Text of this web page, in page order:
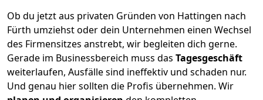
Ob du jetzt aus privaten Gründen von Hattingen nach
Fürth umziehst oder dein Unternehmen einen Wechsel
des Firmensitzes anstrebt, wir begleiten dich gerne.
Gerade im Businessbereich muss das Tagesgeschäft
weiterlaufen, Ausfälle sind ineffektiv und schaden nur.
Und genau hier sollten die Profis übernehmen. Wir